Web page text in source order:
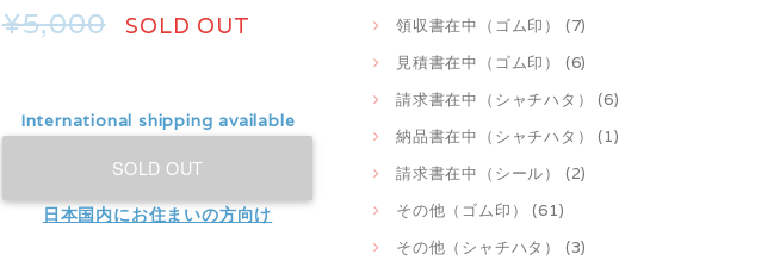
¥5,000 SOLD OUT
International shipping available
SOLD OUT
日本国内にお住まいの方向け
領収書在中（ゴム印） (7)
見積書在中（ゴム印） (6)
請求書在中（シャチハタ） (6)
納品書在中（シャチハタ） (1)
請求書在中（シール） (2)
その他（ゴム印） (61)
その他（シャチハタ） (3)